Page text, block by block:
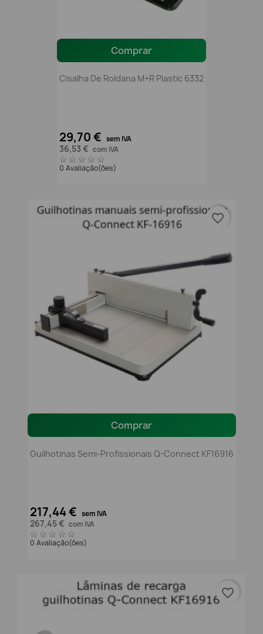
Comprar
Cisalha De Roldana M+R Plastic 6332
29,70 € sem IVA
36,53 € com IVA
0 Avaliação(ões)
Comprar
Guilhotinas Semi-Profissionais Q-Connect KF16916
217,44 € sem IVA
267,45 € com IVA
0 Avaliação(ões)
favorite_border
favorite_border